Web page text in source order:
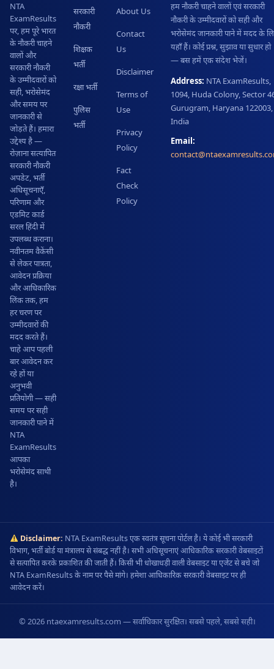
NTA
ExamResults
पर, हम पूरे भारत
के नौकरी चाहने
वालों और
सरकारी नौकरी
के उम्मीदवारों को
सही, भरोसेमंद
और समय पर
जानकारी से
जोड़ते हैं। हमारा
उद्देश्य है —
रोज़ाना सत्यापित
सरकारी नौकरी
अपडेट, भर्ती
अधिसूचनाएँ,
परिणाम और
एडमिट कार्ड
सरल हिंदी में
उपलब्ध कराना।
नवीनतम वैकेंसी
से लेकर पात्रता,
आवेदन प्रक्रिया
और आधिकारिक
लिंक तक, हम
हर चरण पर
उम्मीदवारों की
मदद करते हैं।
चाहे आप पहली
बार आवेदन कर
रहे हों या
अनुभवी
प्रतियोगी — सही
समय पर सही
जानकारी पाने में
NTA
ExamResults
आपका
भरोसेमंद साथी
है।
सरकारी
नौकरी
शिक्षक
भर्ती
रक्षा भर्ती
पुलिस
भर्ती
About Us
Contact
Us
Disclaimer
Terms of
Use
Privacy
Policy
Fact
Check
Policy
हम नौकरी चाहने वालों एवं सरकारी
नौकरी के उम्मीदवारों को सही और
भरोसेमंद जानकारी पाने में मदद के
यहाँ हैं। कोई प्रश्न, सुझाव या सुधार हो
— बस हमें एक संदेश भेजें।
Address: NTA ExamResults,
1094, Huda Colony, Sector
Gurugram, Haryana 122003,
India
Email:
Disclaimer: NTA ExamResults एक स्वतंत्र सूचना पोर्टल है। ये कोई भी सरकारी
विभाग, भर्ती बोर्ड या मंत्रालय से संबद्ध नहीं है। सभी अधिसूचनाएं आधिकारिक सरकारी वेबसाइटों
से सत्यापित करके प्रकाशित की जाती हैं। किसी भी धोखाधड़ी वाली वेबसाइट या एजेंट से बचे जो
NTA ExamResults के नाम पर पैसे मांगे। हमेशा आधिकारिक सरकारी वेबसाइट पर ही
आवेदन करें।
© 2026 ntaexamresults.com — सर्वाधिकार सुरक्षित। सबसे पहले, सबसे सही।